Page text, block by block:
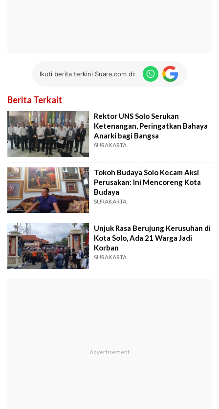
Ikuti berita terkini Suara.com di:
Berita Terkait
Rektor UNS Solo Serukan
Ketenangan, Peringatkan Bahaya
Anarki bagi Bangsa
SURAKARTA
Tokoh Budaya Solo Kecam Aksi
Perusakan: Ini Mencoreng Kota
Budaya
SURAKARTA
Unjuk Rasa Berujung Kerusuhan di
Kota Solo, Ada 21 Warga Jadi
Korban
SURAKARTA